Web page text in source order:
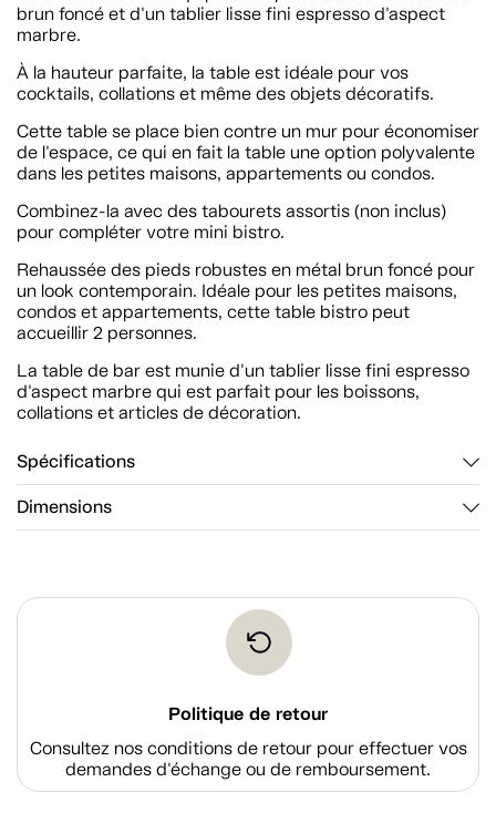
brun foncé et d'un tablier lisse fini espresso d'aspect
marbre.
À la hauteur parfaite, la table est idéale pour vos
cocktails, collations et même des objets décoratifs.
Cette table se place bien contre un mur pour économiser
de l'espace, ce qui en fait la table une option polyvalente
dans les petites maisons, appartements ou condos.
Combinez-la avec des tabourets assortis (non inclus)
pour compléter votre mini bistro.
Rehaussée des pieds robustes en métal brun foncé pour
un look contemporain. Idéale pour les petites maisons,
condos et appartements, cette table bistro peut
accueillir 2 personnes.
La table de bar est munie d'un tablier lisse fini espresso
d'aspect marbre qui est parfait pour les boissons,
collations et articles de décoration.
Spécifications
Dimensions
Politique de retour
Consultez nos conditions de retour pour effectuer vos
demandes d'échange ou de remboursement.